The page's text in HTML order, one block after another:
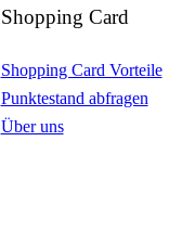
Shopping Card
Shopping Card Vorteile
Punktestand abfragen
Über uns